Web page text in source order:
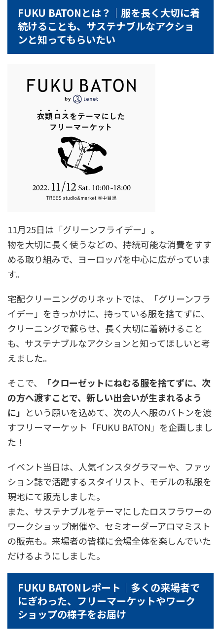
FUKU BATONとは？｜服を長く大切に着
続けることも、サステナブルなアクショ
ンと知ってもらいたい
11月25日は「グリーンフライデー」。
物を大切に長く使うなどの、持続可能な消費をすす
める取り組みで、ヨーロッパを中心に広がっていま
す。
宅配クリーニングのリネットでは、「グリーンフラ
イデー」をきっかけに、持っている服を捨てずに、
クリーニングで蘇らせ、長く大切に着続けること
も、サステナブルなアクションと知ってほしいと考
えました。
そこで、
「クローゼットにねむる服を捨てずに、次
の方へ渡すことで、新しい出会いが生まれるよう
に」 という願いを込めて、次の人へ服のバトンを渡
すフリーマーケット「FUKU BATON」を企画しまし
た！
イベント当日は、人気インスタグラマーや、ファッ
ション誌で活躍するスタイリスト、モデルの私服を
現地にて販売しました。
また、サステナブルをテーマにしたロスフラワーの
ワークショップ開催や、セミオーダーアロマミスト
の販売も。来場者の皆様に会場全体を楽しんでいた
だけるようにしました。
FUKU BATONレポート｜多くの来場者で
にぎわった、フリーマーケットやワーク
ショップの様子をお届け